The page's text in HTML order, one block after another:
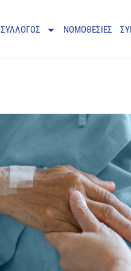
ΣΥΛΛΟΓΟΣ ΝΟΜΟΘΕΣΙΕΣ